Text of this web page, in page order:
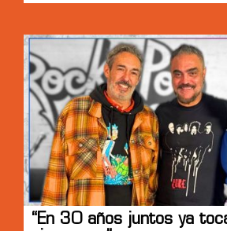
“En 30 años juntos ya